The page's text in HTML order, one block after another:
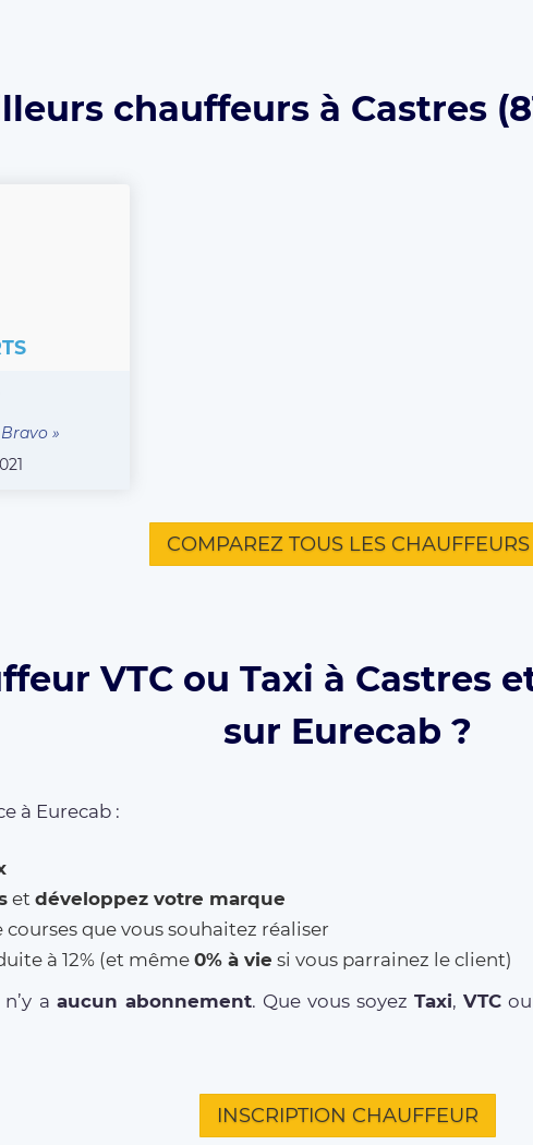
chauffeurs à Castres
»
COMPAREZ TOUS LES CHAUFFEURS
VTC ou Taxi à Castres
sur Eurecab ?
à Eurecab :
et développez votre marque
courses que vous souhaitez réaliser
à 12% (et même 0% à vie si vous parrainez le client)
a aucun abonnement. Que vous soyezTaxi,VTC ou
INSCRIPTION CHAUFFEUR